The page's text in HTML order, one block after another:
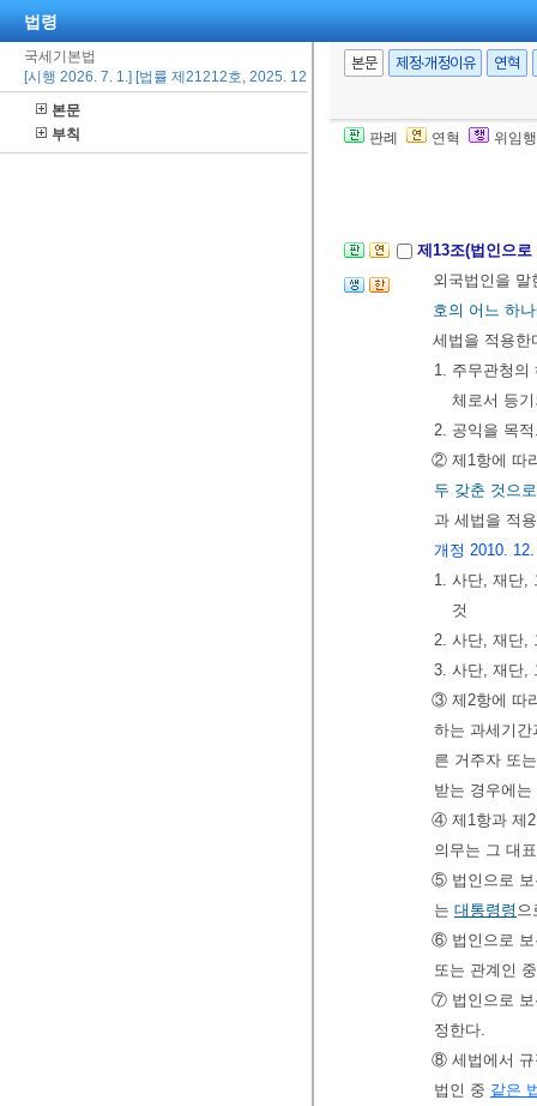
법령
국세기본법
[시행 2026. 7. 1.] [법률 제21212호, 2025. 12. 23., 일부개정]
본문
부칙
본문 제정·개정이유 연혁
판례 연혁 위임
제12조(송달의
생한다. 다만,
[전문개정
제13조(법인으
외국법인을 말
호의 어느 하
세법을 적용
1. 주무관청의
체로서 등
2. 공익을 목
② 제1항에 따
두 갖춘 것으
과 세법을 적
개정 2010.
1. 사단, 재단,
것
2. 사단, 재단,
3. 사단, 재단,
③ 제2항에 따
하는 과세기
른 거주자 또
받는 경우에
④ 제1항과 제2
의무는 그 대
⑤ 법인으로 보
는 대통령령 으
⑥ 법인으로 보
또는 관계인
⑦ 법인으로 보
정한다.
⑧ 세법에서 규
법인 중 같은